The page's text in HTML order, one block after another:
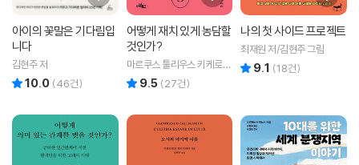
아이의 꽃말은 기다림입
니다
김현주 저
10.0 (46건)
어떻게 재치 있게 농담할
것인가?
마르쿠스 툴리우스 키케로
저/마이클 폰테인 편/김현주
역
9.5 (27건)
나의 첫 사이드 프로젝트
최재원 저/김현주 그림
9.1 (18건)